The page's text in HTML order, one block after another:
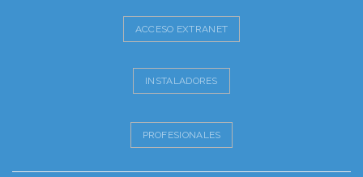
ACCESO EXTRANET
INSTALADORES
PROFESIONALES